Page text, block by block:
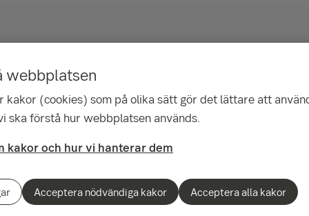
Portugal
en engångsbetald livförsäkring framtagen
kopplas till försäkringen, som ger möjlighet till ett brett
förvaltar kapitalet genom diskretionär eller rådgivande
kan behållas vid flytt till Sverige och passar därmed bra
webbplatsen
kakor (cookies) som på olika sätt gör det lättare att
ska förstå hur webbplatsen används.
kakor och hur vi hanterar dem
Acceptera nödvändiga kakor Acceptera alla kakor